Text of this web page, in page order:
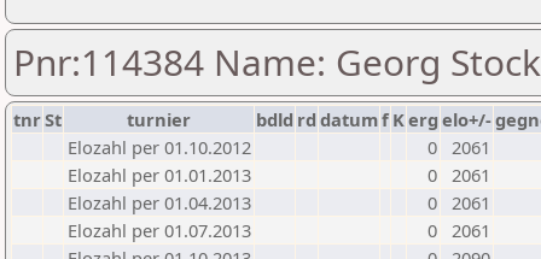
Pnr:114384 Name: Georg
tnrSt turnier bdld rd datumf Kerg elo+/-
Elozahl per 01.10.2012
0 2061
Elozahl per 01.01.2013
0 2061
Elozahl per 01.04.2013
0 2061
Elozahl per 01.07.2013
0 2061